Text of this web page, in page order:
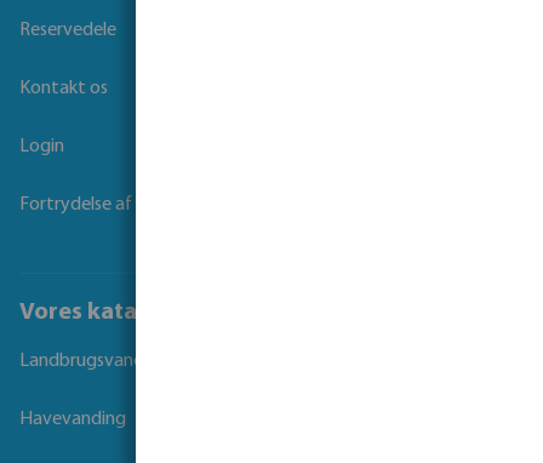
Reservedele
Kontakt os
Login
Fortrydelse af kontrakt
Vores kataloger
Landbrugsvanding
Havevanding